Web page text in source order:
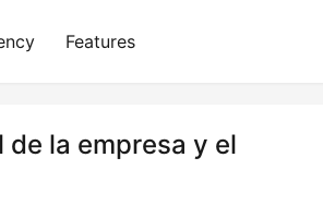
Features
de la empresa y el